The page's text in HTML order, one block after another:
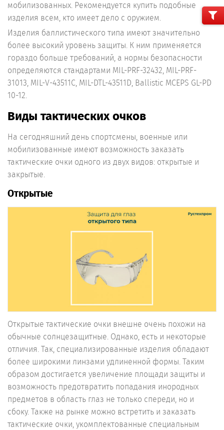
мобилизованных. Рекомендуется купить подобные
изделия всем, кто имеет дело с оружием.
Изделия баллистического типа имеют значительно
более высокий уровень защиты. К ним применяется
гораздо больше требований, а нормы безопасности
определяются стандартами MIL-PRF-32432, MIL-PRF-
31013, MIL-V-43511C, MIL-DTL-43511D, Ballistic MCEPS GL-PD
10-12.
Виды тактических очков
На сегодняшний день спортсмены, военные или
мобилизованные имеют возможность заказать
тактические очки одного из двух видов: открытые и
закрытые.
Открытые
Открытые тактические очки внешне очень похожи на
обычные солнцезащитные. Однако, есть и некоторые
отличия. Так, специализированные изделия обладают
более широкими линзами удлиненной формы. Таким
образом достигается увеличение площади защиты и
возможность предотвратить попадания инородных
предметов в область глаз не только спереди, но и
сбоку. Также на рынке можно встретить и заказать
тактические очки, укомплектованные специальным